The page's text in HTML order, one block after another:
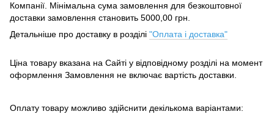
Компанії. Мінімальна сума замовлення для безкоштовної
доставки замовлення становить 5000,00 грн.
Детальніше про доставку в розділі "Оплата і доставка"
Ціна товару вказана на Сайті у відповідному розділі на момент
оформлення Замовлення не включає вартість доставки.
Оплату товару можливо здійснити декількома варіантами: